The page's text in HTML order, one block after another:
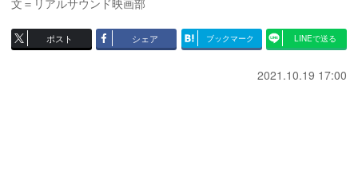
文＝リアルサウンド映画部
ポスト シェア ブックマーク LINEで送る
2021.10.19 17:00